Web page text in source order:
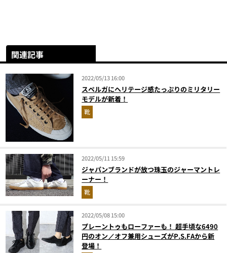
関連記事
2022/05/13 16:00
スペルガにヘリテージ感たっぷりのミリタリー
モデルが新着！
靴
2022/05/11 15:59
ジャパンブランドが放つ珠玉のジャーマントレ
ーナー！
靴
2022/05/08 15:00
プレーントゥもローファーも！ 超手頃な6490
円のオン／オフ兼用シューズがP.S.FAから新
登場！